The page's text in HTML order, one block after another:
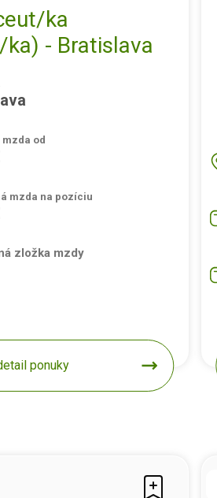
ka
- Bratislava
od
mzda na pozíciu
zložka mzdy
ponuky